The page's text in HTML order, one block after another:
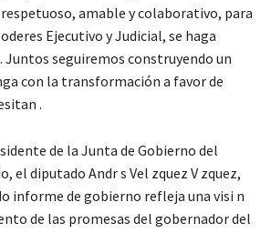
amable y colaborativo, para
Ejecutivo y Judicial, se haga
seguiremos construyendo un
con la transformación a favor de
.
de la Junta de Gobierno del
el diputado Andr s Vel zquez V zquez,
informe de gobierno refleja una visi n
de las promesas del gobernador del